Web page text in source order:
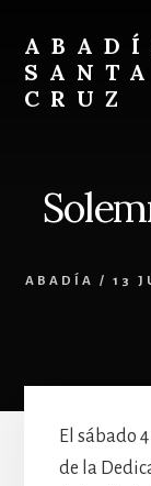
content
footerSANTA
CRUZ
ABADÍA / 13
El sábado
de la